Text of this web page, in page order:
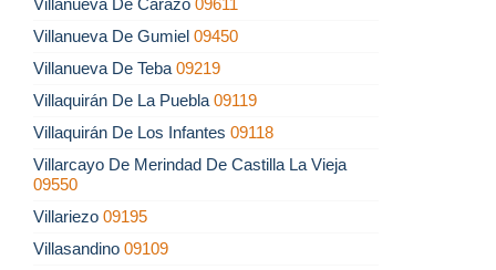
Villanueva De Carazo 09611
Villanueva De Gumiel 09450
Villanueva De Teba 09219
Villaquirán De La Puebla 09119
Villaquirán De Los Infantes 09118
Villarcayo De Merindad De Castilla La Vieja
09550
Villariezo 09195
Villasandino 09109